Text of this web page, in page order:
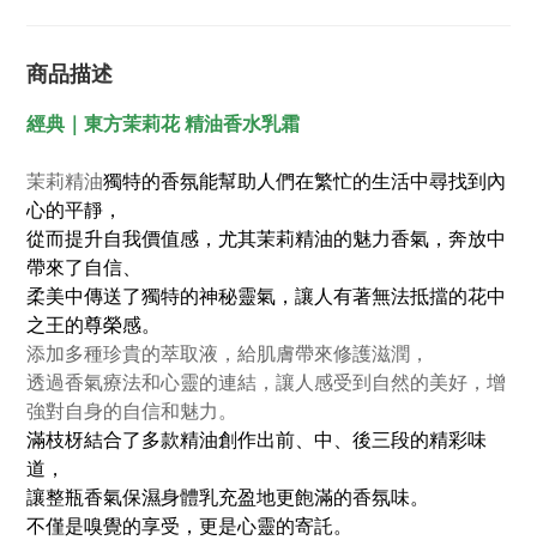
商品描述
經典｜東方茉莉花 精油香水乳霜
茉莉精油獨特的香氛能幫助人們在繁忙的生活中尋找到內
心的平靜，
從而提升自我價值感，尤其茉莉精油的魅力香氣，奔放中
帶來了自信、
柔美中傳送了獨特的神秘靈氣，讓人有著無法抵擋的花中
之王的尊榮感。
添加多種珍貴的萃取液，給肌膚帶來修護滋潤，
透過香氣療法和心靈的連結，讓人感受到自然的美好，增
強對自身的自信和魅力。
滿枝枒結合了多款精油創作出前、 中、 後三段的精彩味
道，
讓整瓶香氣保濕身體乳充盈地更飽滿的香氛味。
不僅是嗅覺的享受，更是心靈的寄託。